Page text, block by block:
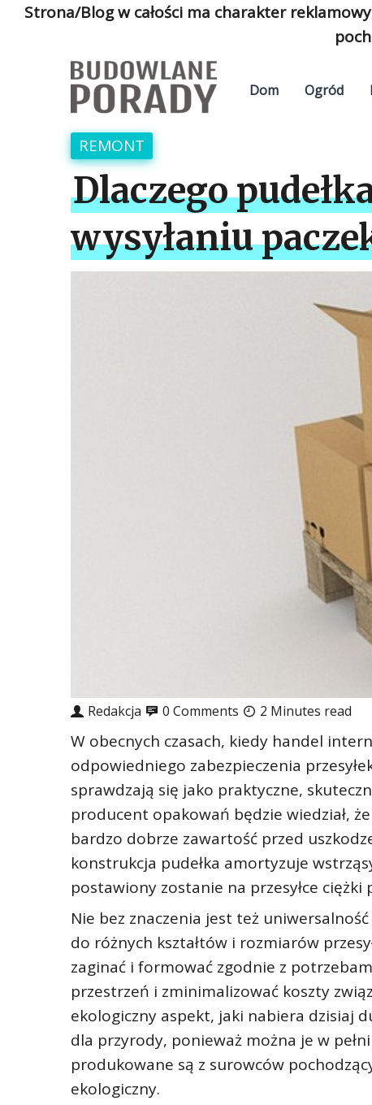
Strona/Blog w całości ma charakter
Dom Ogród
REMONT
Dlaczego
wysyłaniu
Redakcja 0 Comments 2 Minutes read
W obecnych czasach, kiedy handel
odpowiedniego zabezpieczenia
sprawdzają się jako praktyczne,
producent opakowań będzie wiedział,
bardzo dobrze zawartość przed
konstrukcja pudełka amortyzuje
postawiony zostanie na przesyłce ciężki
Nie bez znaczenia jest też
do różnych kształtów i rozmiarów
zaginać i formować zgodnie z
przestrzeń i zminimalizować koszty
ekologiczny aspekt, jaki nabiera dzisiaj
dla przyrody, ponieważ można je w
produkowane są z surowców
ekologiczny.